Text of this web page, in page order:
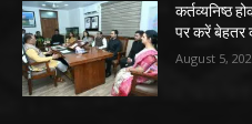
कर्तव्यनिष्ठ
पर करें बेहतर
August 5,